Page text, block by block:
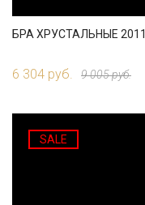
БРА ХРУСТАЛЬНЫЕ
6 304 руб. 9 005 руб.
SALE